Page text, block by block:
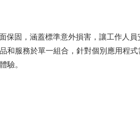
保固，涵蓋標準意外損害，讓工作人
和服務於單一組合，針對個別應用程
驗。